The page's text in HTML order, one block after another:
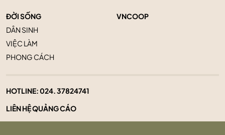
ĐỜI SỐNG
DÂN SINH
VIỆC LÀM
PHONG CÁCH
VNCOOP
HOTLINE:024. 37824741
LIÊN HỆ QUẢNG CÁO